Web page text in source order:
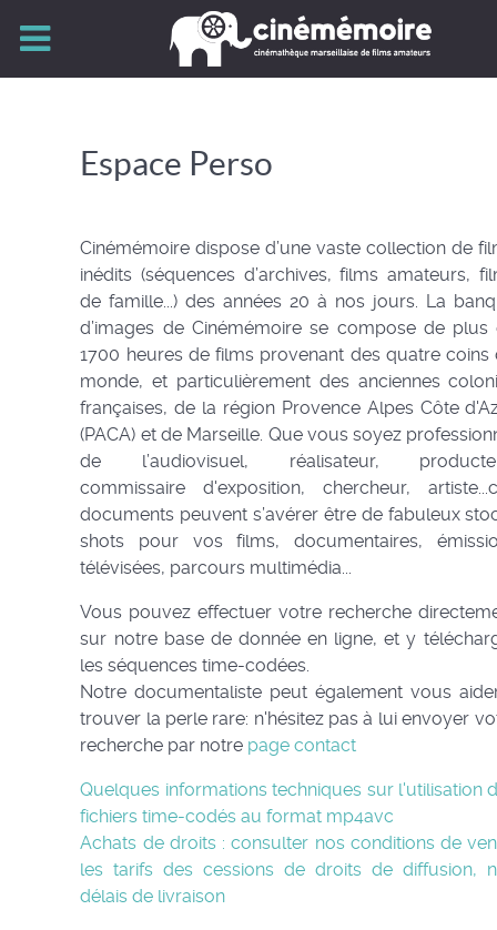
Espace Perso
Cinémémoire dispose d’une vaste collection de
inédits (séquences d’archives, films amateurs,
de famille...) des années 20 à nos jours. La
d’images de Cinémémoire se compose de plus
1700 heures de films provenant des quatre coins
monde, et particulièrement des anciennes
françaises, de la région Provence Alpes Côte
(PACA) et de Marseille. Que vous soyez
de l’audiovisuel, réalisateur,
commissaire d'exposition, chercheur,
documents peuvent s’avérer être de fabuleux
shots pour vos films, documentaires,
télévisées, parcours multimédia...
Vous pouvez effectuer votre recherche
sur notre base de donnée en ligne, et y
les séquences time-codées.
Notre documentaliste peut également vous
trouver la perle rare: n'hésitez pas à lui envoyer
recherche par notre page contact
Quelques informations techniques sur l'utilisation
fichiers time-codés au format mp4avc
Achats de droits : consulter nos conditions de
les tarifs des cessions de droits de diffusion,
délais de livraison